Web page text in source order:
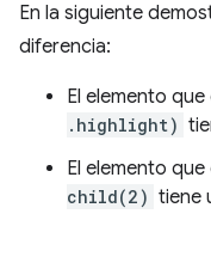
En la siguiente
diferencia:
El elemento
.highlight)
El elemento
child(2) tiene